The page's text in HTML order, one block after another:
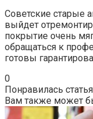
Советские старые
выйдет
покрытие очень
обращаться к
готовы
0
Понравилась
Вам также может